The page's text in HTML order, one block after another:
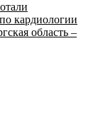
кардиологии
область –